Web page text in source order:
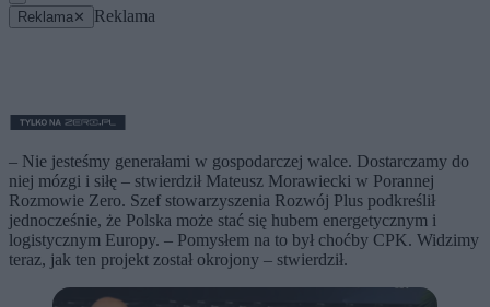
Reklama ✕ Reklama
– Nie jesteśmy generałami w gospodarczej walce. Dostarczamy do
niej mózgi i siłę – stwierdził Mateusz Morawiecki w Porannej
Rozmowie Zero. Szef stowarzyszenia Rozwój Plus podkreślił
jednocześnie, że Polska może stać się hubem energetycznym i
logistycznym Europy. – Pomysłem na to był choćby CPK. Widzimy
teraz, jak ten projekt został okrojony – stwierdził.